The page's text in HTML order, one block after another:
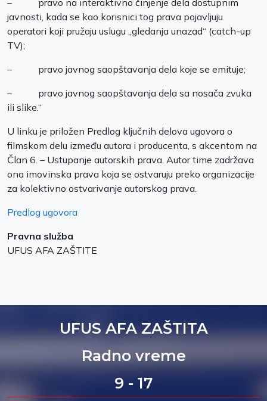
– pravo na interaktivno činjenje dela dostupnim
javnosti, kada se kao korisnici tog prava pojavljuju
operatori koji pružaju uslugu „gledanja unazad“ (catch-up
TV);
– pravo javnog saopštavanja dela koje se emituje;
– pravo javnog saopštavanja dela sa nosača zvuka
ili slike.“
U linku je priložen Predlog ključnih delova ugovora o
filmskom delu između autora i producenta, s akcentom na
Član 6. – Ustupanje autorskih prava. Autor time zadržava
ona imovinska prava koja se ostvaruju preko organizacije
za kolektivno ostvarivanje autorskog prava.
Predlog ugovora
Pravna služba
UFUS AFA ZAŠTITE
UFUS AFA ZAŠTITA
Radno vreme
9 - 17